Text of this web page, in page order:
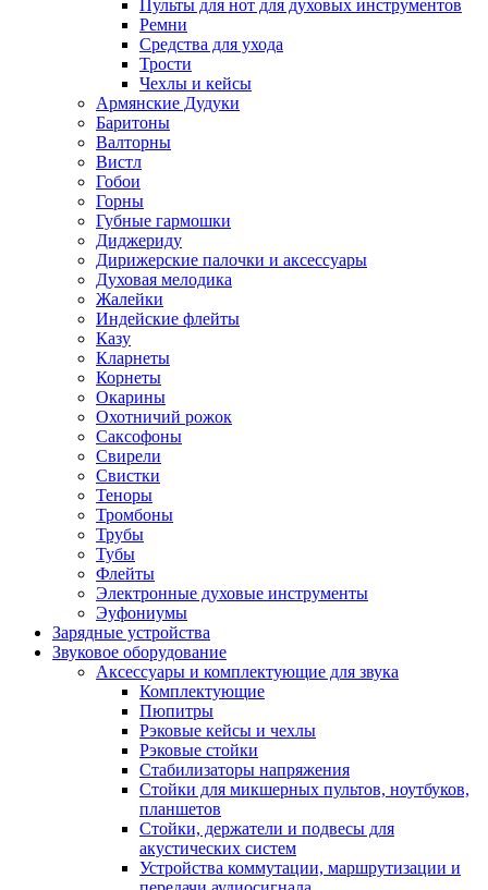
Пульты для нот для духовых инструментов
Ремни
Средства для ухода
Трости
Чехлы и кейсы
Армянские Дудуки
Баритоны
Валторны
Вистл
Гобои
Горны
Губные гармошки
Диджериду
Дирижерские палочки и аксессуары
Духовая мелодика
Жалейки
Индейские флейты
Казу
Кларнеты
Корнеты
Окарины
Охотничий рожок
Саксофоны
Свирели
Свистки
Теноры
Тромбоны
Трубы
Тубы
Флейты
Электронные духовые инструменты
Эуфониумы
Зарядные устройства
Звуковое оборудование
Аксессуары и комплектующие для звука
Комплектующие
Пюпитры
Рэковые кейсы и чехлы
Рэковые стойки
Стабилизаторы напряжения
Стойки для микшерных пультов, ноутбуков,
планшетов
Стойки, держатели и подвесы для
акустических систем
Устройства коммутации, маршрутизации и